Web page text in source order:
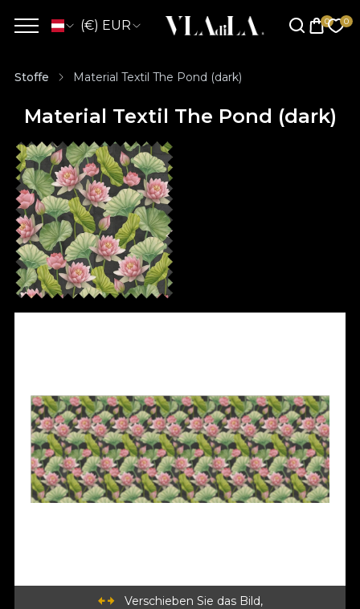
(€) EUR
Stoffe Material Textil The Pond (dark)
Material Textil The Pond (dark)
Verschieben Sie das Bild,